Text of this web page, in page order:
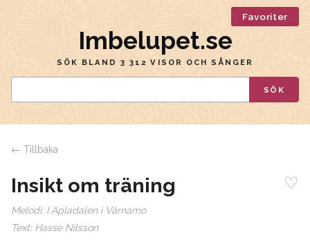
Favoriter
Imbelupet.se
SÖK BLAND 3 312 VISOR OCH SÅNGER
SÖK
← Tillbaka
Insikt om träning ♡
Melodi: I Apladalen i Värnamo
Text: Hasse Nilsson